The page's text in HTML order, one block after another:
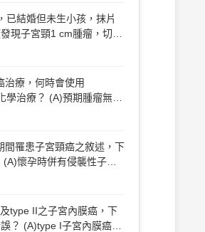
已結婚但未生小孩，抹片
現子宮頸1 cm腫瘤，切片
狀細胞癌 （invasive
骨盆腔電腦斷層及膀胱鏡
（2018）該
治療，何時會使用
預期腫瘤無法
併發症過高，先進行化學
後腫瘤無法切除乾淨，進
腫瘤復發後直接進行化學
間罹患子宮頸癌之敘述，下
10萬分之5 (B)第一妊娠期
(C)對於子宮頸錐狀切除
（depth of invasion）為3
type II之子宮內膜癌，下
膜癌的